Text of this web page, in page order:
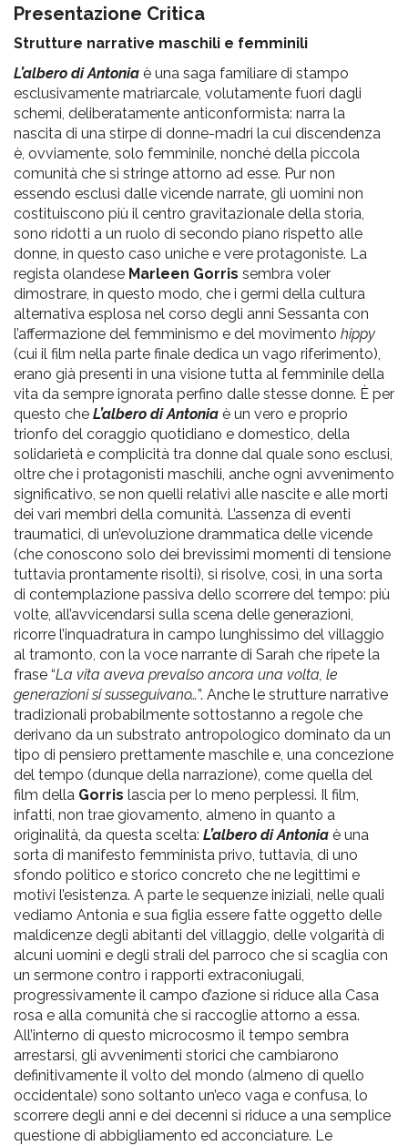
Presentazione Critica
Strutture narrative maschili e femminili
L’albero di Antonia è una saga familiare di stampo
esclusivamente matriarcale, volutamente fuori dagli
schemi, deliberatamente anticonformista: narra la
nascita di una stirpe di donne-madri la cui discendenza
è, ovviamente, solo femminile, nonché della piccola
comunità che si stringe attorno ad esse. Pur non
essendo esclusi dalle vicende narrate, gli uomini non
costituiscono più il centro gravitazionale della storia,
sono ridotti a un ruolo di secondo piano rispetto alle
donne, in questo caso uniche e vere protagoniste. La
regista olandese Marleen Gorris sembra voler
dimostrare, in questo modo, che i germi della cultura
alternativa esplosa nel corso degli anni Sessanta con
l’affermazione del femminismo e del movimento hippy
(cui il film nella parte finale dedica un vago riferimento),
erano già presenti in una visione tutta al femminile della
vita da sempre ignorata perfino dalle stesse donne. È per
questo che L’albero di Antonia è un vero e proprio
trionfo del coraggio quotidiano e domestico, della
solidarietà e complicità tra donne dal quale sono esclusi,
oltre che i protagonisti maschili, anche ogni avvenimento
significativo, se non quelli relativi alle nascite e alle morti
dei vari membri della comunità. L’assenza di eventi
traumatici, di un’evoluzione drammatica delle vicende
(che conoscono solo dei brevissimi momenti di tensione
tuttavia prontamente risolti), si risolve, così, in una sorta
di contemplazione passiva dello scorrere del tempo: più
volte, all’avvicendarsi sulla scena delle generazioni,
ricorre l’inquadratura in campo lunghissimo del villaggio
al tramonto, con la voce narrante di Sarah che ripete la
frase “La vita aveva prevalso ancora una volta, le
generazioni si susseguivano…”. Anche le strutture narrative
tradizionali probabilmente sottostanno a regole che
derivano da un substrato antropologico dominato da un
tipo di pensiero prettamente maschile e, una concezione
del tempo (dunque della narrazione), come quella del
film della Gorris lascia per lo meno perplessi. Il film,
infatti, non trae giovamento, almeno in quanto a
originalità, da questa scelta: L’albero di Antonia è una
sorta di manifesto femminista privo, tuttavia, di uno
sfondo politico e storico concreto che ne legittimi e
motivi l’esistenza. A parte le sequenze iniziali, nelle quali
vediamo Antonia e sua figlia essere fatte oggetto delle
maldicenze degli abitanti del villaggio, delle volgarità di
alcuni uomini e degli strali del parroco che si scaglia con
un sermone contro i rapporti extraconiugali,
progressivamente il campo d’azione si riduce alla Casa
rosa e alla comunità che si raccoglie attorno a essa.
All’interno di questo microcosmo il tempo sembra
arrestarsi, gli avvenimenti storici che cambiarono
definitivamente il volto del mondo (almeno di quello
occidentale) sono soltanto un’eco vaga e confusa, lo
scorrere degli anni e dei decenni si riduce a una semplice
questione di abbigliamento ed acconciature. Le